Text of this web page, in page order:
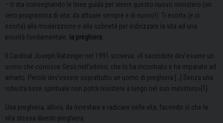
– ti sta consegnando le linee guida per vivere questo nuovo ministero (un
vero programma di vita: da attuare sempre e di nuovo!). Ti esorta (e ci
esorta) alla moderazione e alla sobrietà per indirizzare la vita ad una
priorità fondamentale: la preghiera.
Il Cardinal Joseph Ratzinger nel 1991 scriveva: «Il sacerdote dev’essere un
uomo che conosce Gesù nell’intimo, che lo ha incontrato e ha imparato ad
amarlo. Perciò dev’essere soprattutto un uomo di preghiera […] Senza una
robusta base spirituale non potrà resistere a lungo nel suo ministero» [1]
Una preghiera, allora, da innestare e radicare nella vita, facendo sì che la
vita stessa diventi preghiera.